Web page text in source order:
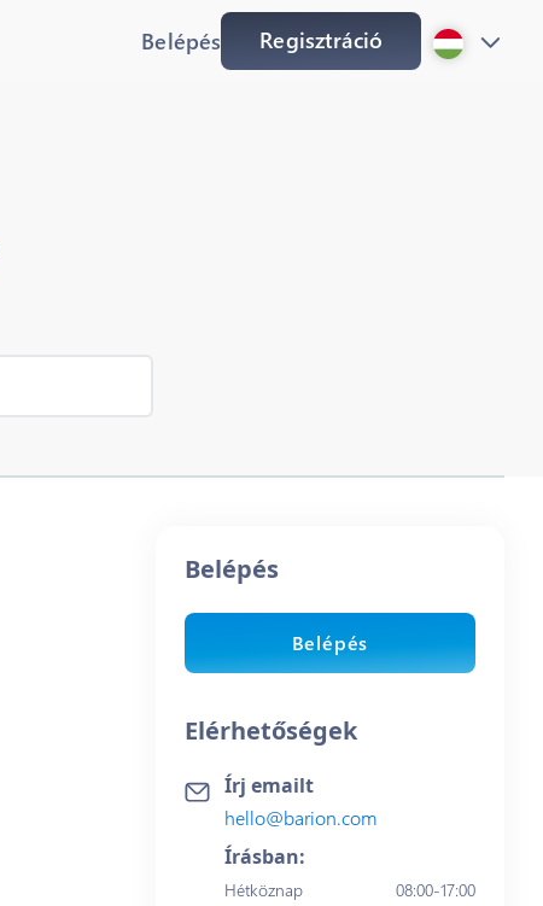
Belépés Regisztráció
Belépés
Belépés
Elérhetőségek
Írj emailt
hello@barion.com
Írásban:
Hétköznap 08:00-17:00